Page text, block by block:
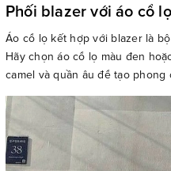
Phối blazer với áo cổ lọ
Áo cổ lọ kết hợp với blazer là
Hãy chọn áo cổ lọ màu đen
camel và quần âu để tạo phong